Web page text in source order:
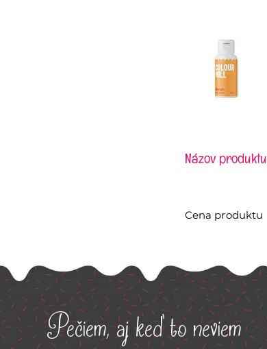
Názov produktu
Cena produktu
Pečiem, aj keď to neviem